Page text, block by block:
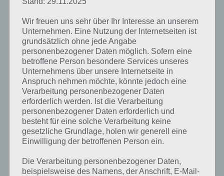
Wir freuen uns sehr über Ihr Interesse an unserem
Unternehmen. Eine Nutzung der Internetseiten ist
grundsätzlich ohne jede Angabe
personenbezogener Daten möglich. Sofern eine
betroffene Person besondere Services unseres
Unternehmens über unsere Internetseite in
Anspruch nehmen möchte, könnte jedoch eine
Verarbeitung personenbezogener Daten
erforderlich werden. Ist die Verarbeitung
personenbezogener Daten erforderlich und
besteht für eine solche Verarbeitung keine
gesetzliche Grundlage, holen wir generell eine
Einwilligung der betroffenen Person ein.
Die Verarbeitung personenbezogener Daten,
beispielsweise des Namens, der Anschrift, E-Mail-